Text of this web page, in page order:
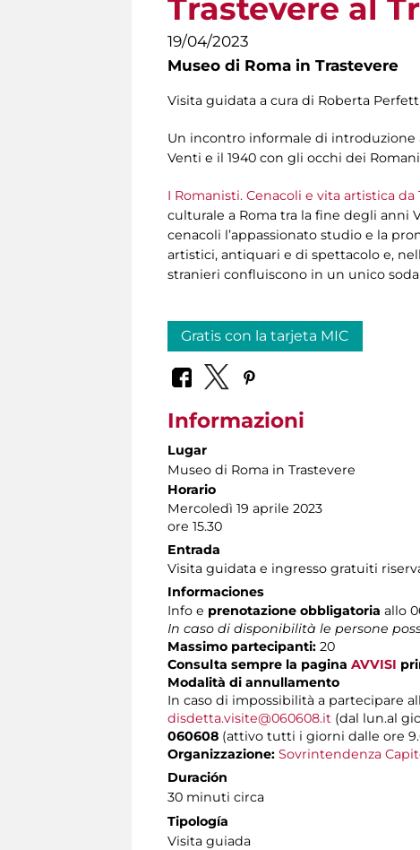
Trastevere al
19/04/2023
Museo di Roma in Trastevere
Visita guidata a cura di Roberta
Un incontro informale di introduzione
Venti e il 1940 con gli occhi dei
I Romanisti. Cenacoli e vita artistica da
culturale a Roma tra la fine degli anni
cenacoli l’appassionato studio e la
artistici, antiquari e di spettacolo e,
stranieri confluiscono in un unico
Gratis con la tarjeta MIC
Informazioni
Lugar
Museo di Roma in Trastevere
Horario
Mercoledì 19 aprile 2023
ore 15.30
Entrada
Visita guidata e ingresso gratuiti
Informaciones
Info e prenotazione obbligatoria allo
In caso di disponibilità le persone
Massimo partecipanti: 20
Consulta sempre la pagina AVVISI
Modalità di annullamento
In caso di impossibilità a partecipare
disdetta.visite@060608.it (dal lun.al
060608 (attivo tutti i giorni dalle ore
Organizzazione: Sovrintendenza
Duración
30 minuti circa
Tipología
Visita guiada